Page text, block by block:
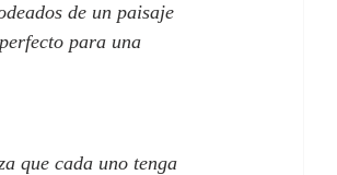
de un paisaje
para una
que cada uno tenga